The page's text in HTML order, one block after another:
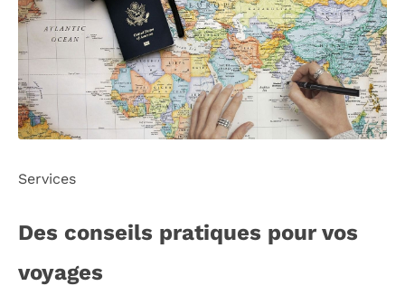
Services
Des conseils pratiques pour vos
voyages